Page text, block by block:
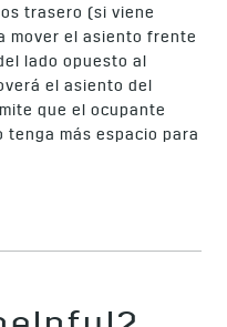
trasero (si viene
mover el asiento frente
lado opuesto al
el asiento del
que el ocupante
más espacio para